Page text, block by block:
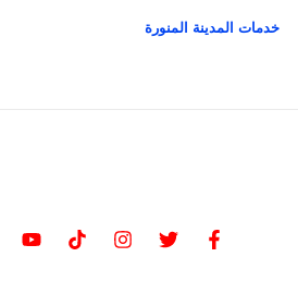
خدمات المدينة المنورة